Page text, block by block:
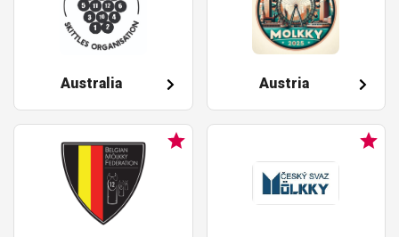
Australia Austria